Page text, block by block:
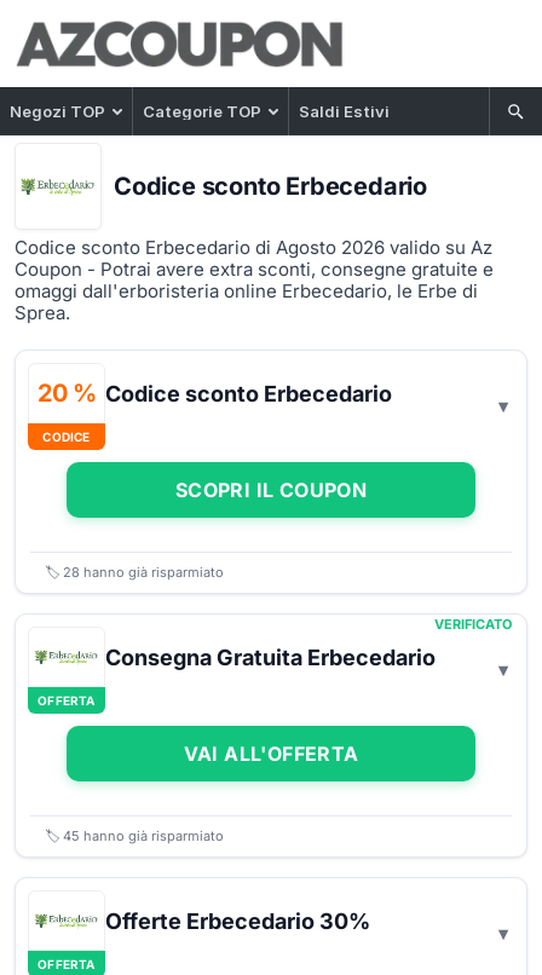
Negozi TOP Categorie TOP Saldi Estivi
Codice sconto Erbecedario
Codice sconto Erbecedario di Agosto 2026 valido su Az
Coupon - Potrai avere extra sconti, consegne gratuite e
omaggi dall'erboristeria online Erbecedario, le Erbe di
Sprea.
20 %
CODICE
Codice sconto Erbecedario
SCOPRI IL COUPON
🏷️ 28 hanno già risparmiato
OFFERTA
VERIFICATO
Consegna Gratuita Erbecedario
VAI ALL'OFFERTA
🏷️ 45 hanno già risparmiato
OFFERTA
Offerte Erbecedario 30%